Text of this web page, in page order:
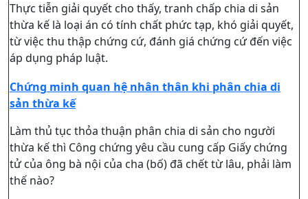
Thực tiễn giải quyết cho thấy, tranh chấp chia di sản
thừa kế là loại án có tính chất phức tạp, khó giải quyết,
từ việc thu thập chứng cứ, đánh giá chứng cứ đến việc
áp dụng pháp luật.
Chứng minh quan hệ nhân thân khi phân chia di
sản thừa kế
Làm thủ tục thỏa thuận phân chia di sản cho người
thừa kế thì Công chứng yêu cầu cung cấp Giấy chứng
tử của ông bà nội của cha (bố) đã chết từ lâu, phải làm
thế nào?